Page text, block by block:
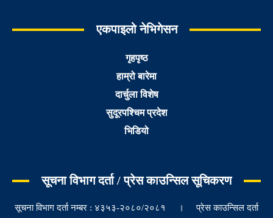
एकपाइलो नेभिगेसन
गृहपृष्ठ
हाम्रो बारेमा
दार्चुला विशेष
सुदूरपश्चिम प्रदेश
भिडियो
सूचना विभाग दर्ता / प्रेस काउन्सिल सूचिकरण
सूचना विभाग दर्ता नम्बर : ४३५३-२०८०/२०८१ । प्रेस काउन्सिल दर्ता